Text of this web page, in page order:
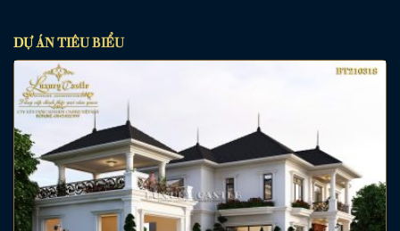
DỰ ÁN TIÊU BIỂU